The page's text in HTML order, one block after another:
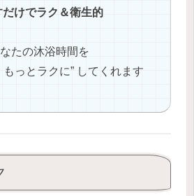
けでラク＆衛生的
たの沐浴時間を
もっとラクに” してくれます